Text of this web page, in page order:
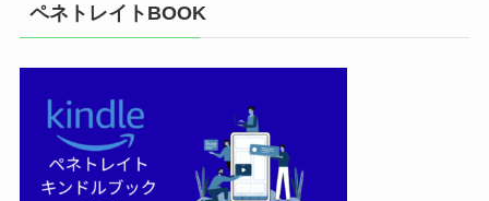
ペネトレイトBOOK